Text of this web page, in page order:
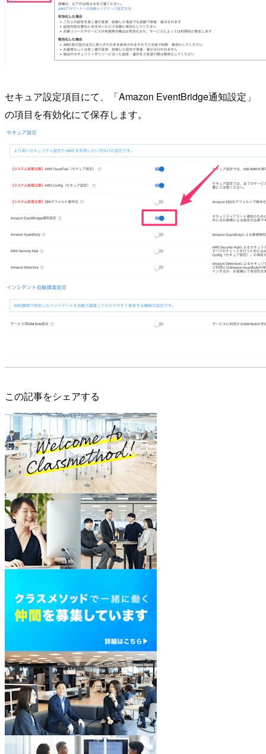
セキュア設定項目にて、「Amazon EventBridge通知設定」
の項目を有効化にて保存します。
この記事をシェアする